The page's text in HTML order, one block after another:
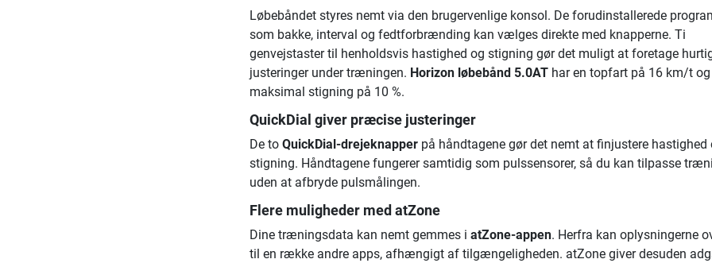
Løbebåndet styres nemt via den brugervenlige konsol. De forudinstallerede
som bakke, interval og fedtforbrænding kan vælges direkte med knapperne. Ti
genvejstaster til henholdsvis hastighed og stigning gør det muligt at foretage
justeringer under træningen. Horizon løbebånd 5.0AThar en topfart på 16 km/t og
maksimal stigning på 10 %.
QuickDial giver præcise justeringer
De to QuickDial-drejeknapperpå håndtagene gør det nemt at finjustere hastighed
stigning. Håndtagene fungerer samtidig som pulssensorer, så du kan tilpasse
uden at afbryde pulsmålingen.
Flere muligheder med atZone
Dine træningsdata kan nemt gemmes i atZone-appen. Herfra kan oplysningerne
til en række andre apps, afhængigt af tilgængeligheden. atZone giver desuden